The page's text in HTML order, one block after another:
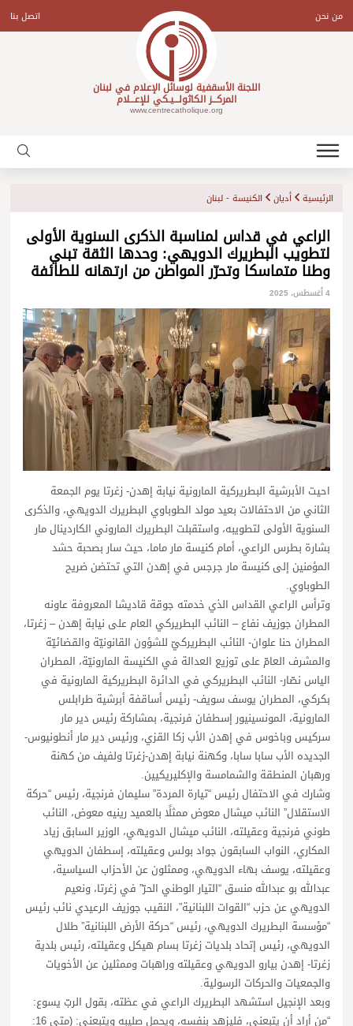
contentمن نحن اتصل بنا
اللجنة الأسقفية لوسائل الإعلام في لبنان
المركـــز الكاثولـــيـكي للإعـــلام
www.centrecatholique.org
الرئيسية أديان الكنيسة - لبنان
الراعي في قداس لمناسبة الذكرى السنوية الأولى
لتطويب البطريرك الدويهي: وحدها الثقة تبني
وطنا متماسكا وتحرّر المواطن من ارتهانه للطائفة
4 أغسطس، 2025
احيت الأبرشية البطريركية المارونية نيابة إهدن- زغرتا يوم الجمعة
الثاني من الاحتفالات بعيد مولد الطوباوي البطريرك الدويهي، والذكرى
السنوية الأولى لتطويبه، واستقبلت البطريرك الماروني الكاردينال مار
بشارة بطرس الراعي، أمام كنيسة مار ماما، حيث سار بصحبة حشد
المؤمنين إلى كنيسة مار جرجس في إهدن التي تحتضن ضريح
الطوباوي.
وترأس الراعي القداس الذي خدمته جوقة قاديشا المعروفة عاونه
المطران جوزيف نفاع – النائب البطريركي العام على نيابة إهدن – زغرتا،
المطران حنا علوان- النائب البطريركيّ للشؤون القانونيّة والقضائيّة
والمشرف العامّ على توزيع العدالة في الكنيسة المارونيّة، المطران
الياس نصّار- النائب البطريركي في الدائرة البطريركية المارونية في
بكركي، المطران يوسف سويف- رئيس أساقفة أبرشية طرابلس
المارونية، المونسينيور إسطفان فرنجية، بمشاركة رئيس دير مار
سركيس وباخوس في إهدن الأب زكا القزي، ورئيس دير مار أنطونيوس-
الجديده الأب سابا سابا، وكهنة نيابة إهدن-زغرتا ولفيف من كهنة
ورهبان المنطقة والشمامسة والإكليريكيين.
وشارك في الاحتفال رئيس “تيارة المردة” سليمان فرنجية، رئيس “حركة
الاستقلال” النائب ميشال معوض ممثلًا بالعميد رينيه معوض، النائب
طوني فرنجية وعقيلته، النائب ميشال الدويهي، الوزير السابق زياد
المكاري، النواب السابقون جواد بولس وعقيلته، إسطفان الدويهي
وعقيلته، يوسف بهاء الدويهي، وممثلون عن الأحزاب السياسية،
عبدالله بو عبدالله منسق “التيار الوطني الحرّ” في زغرتا، ونعيم
الدويهي عن حزب “القوات اللبنانية”، النقيب جوزيف الرعيدي نائب رئيس
“مؤسسة البطريرك الدويهي، رئيس “حركة الأرض اللبنانية” طلال
الدويهي، رئيس إتحاد بلديات زغرتا بسام هيكل وعقيلته، رئيس بلدية
زغرتا- إهدن بيارو الدويهي وعقيلته وراهبات وممثلين عن الأخويات
والجمعيات والحركات الرسولية.
وبعد الإنجيل استشهد البطريرك الراعي في عظته، بقول الربّ يسوع:
“من أراد أن يتبعني، فليزهد بنفسه، ويحمل صليبه ويتبعني: (متى 16: